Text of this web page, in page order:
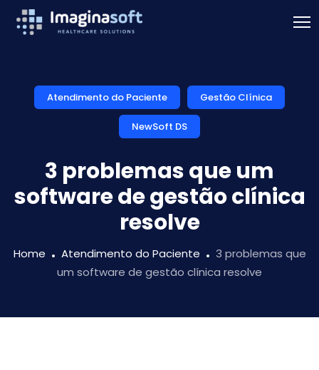
Atendimento do Paciente Gestão Clínica
NewSoft DS
3 problemas que um
software de gestão clínica
resolve
Home Atendimento do Paciente
3 problemas que
um software de gestão clínica resolve